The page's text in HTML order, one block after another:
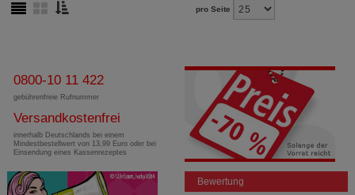
pro Seite
0800-10 11 422
gebührenfreie Rufnummer
Versandkostenfrei
innerhalb Deutschlands bei einem
Mindestbestellwert von 13,99 Euro oder bei
Einsendung eines Kassenrezeptes
Bewertung